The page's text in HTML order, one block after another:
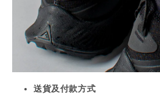
送貨及付款方式